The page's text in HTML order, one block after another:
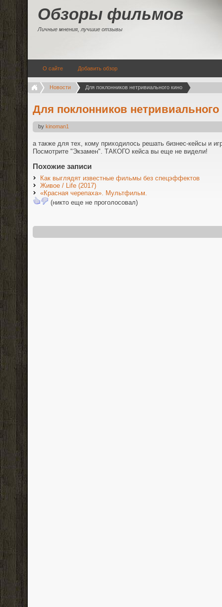
Обзоры фильмов
Личные мнения, лучшие отзывы
О сайте Добавить обзор
Новости Для поклонников нетривиального кино
Для поклонников нетривиального
by kinoman1
а также для тех, кому приходилось решать бизнес-кейсы и
Посмотрите "Экзамен". ТАКОГО кейса вы еще не видели!
Похожие записи
Как выглядят известные фильмы без спецэффектов
Живое / Life (2017)
«Красная черепаха». Мультфильм.
(никто еще не проголосовал)